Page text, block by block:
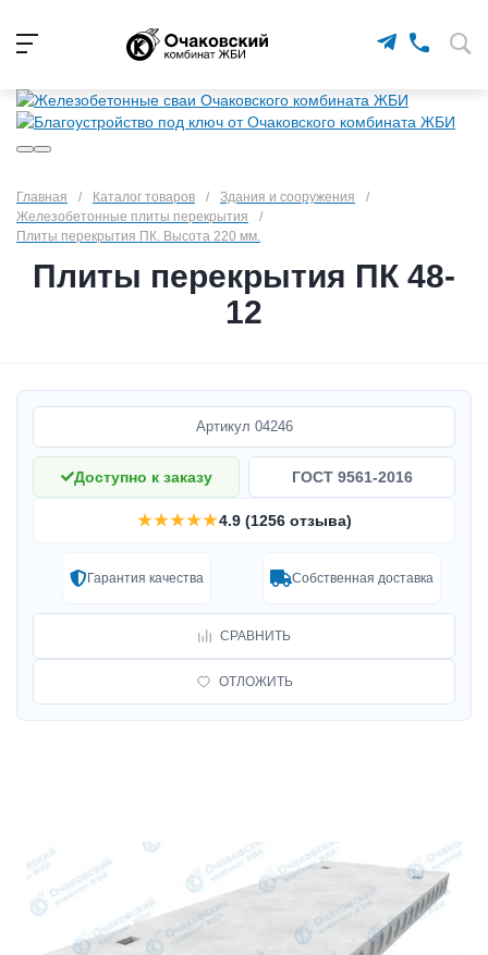
Главная / Каталог товаров / Здания и сооружения
/
Железобетонные плиты перекрытия
/
Плиты перекрытия ПК. Высота 220 мм.
Плиты перекрытия ПК 48-
12
Артикул 04246
Доступно к заказу ГОСТ 9561-2016
★★★★★4.9 (1256 отзыва)
Гарантия качества Собственная доставка
СРАВНИТЬ
ОТЛОЖИТЬ